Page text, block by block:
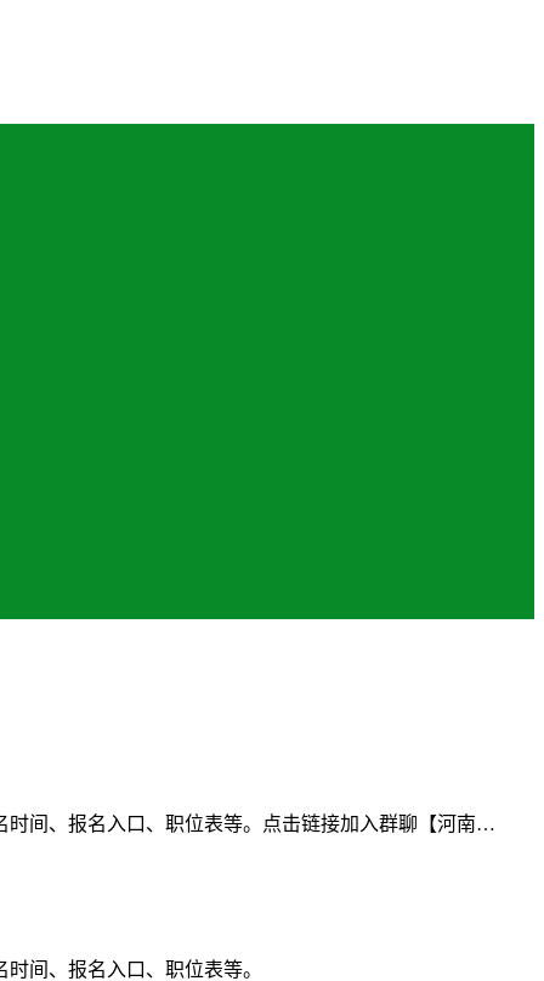
间、报名入口、职位表等。点击链接加入群聊【河南…
间、报名入口、职位表等。